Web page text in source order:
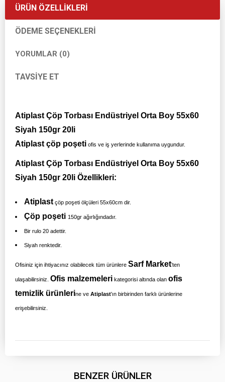
ÜRÜN ÖZELLIKLERI
ÖDEME SEÇENEKLERI
YORUMLAR (0)
TAVSIYE ET
Atiplast Çöp Torbası Endüstriyel Orta Boy 55x60
Siyah 150gr 20li
Atiplast çöp poşeti ofis ve iş yerlerinde kullanıma uygundur.
Atiplast Çöp Torbası Endüstriyel Orta Boy 55x60
Siyah 150gr 20li Özellikleri:
Atiplast çöp poşeti ölçüleri 55x60cm dir.
Çöp poşeti 150gr ağırlığındadır.
Bir rulo 20 adettir.
Siyah renktedir.
Ofisiniz için ihtiyacınız olabilecek tüm ürünlere Sarf Market’ten
ulaşabilirsiniz. Ofis malzemeleri kategorisi altında olan ofis
temizlik ürünlerine ve Atiplast'ın birbirinden farklı ürünlerine
erişebilirsiniz.
BENZER ÜRÜNLER